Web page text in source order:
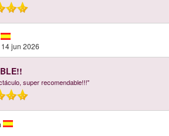
jun 2026
super recomendable!!!"